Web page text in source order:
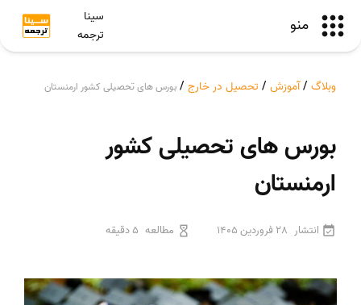
منو
سینا
ترجمه
وبلاگ /آموزش / تحصیل در خارج / بورس های تحصیلی کشور ارمنستان
بورس های تحصیلی کشور
ارمنستان
انتشار 28 فروردین 1405 مطالعه 5 دقیقه